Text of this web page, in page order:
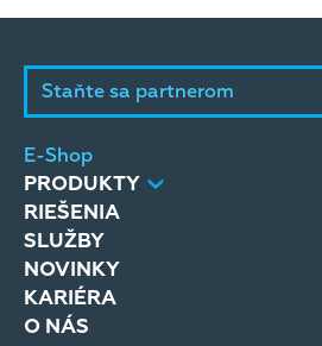
Staňte sa partnerom
E-Shop
PRODUKTY
RIEŠENIA
SLUŽBY
NOVINKY
KARIÉRA
O NÁS